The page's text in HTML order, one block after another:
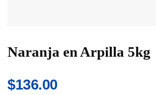
Naranja en Arpilla 5kg
$136.00